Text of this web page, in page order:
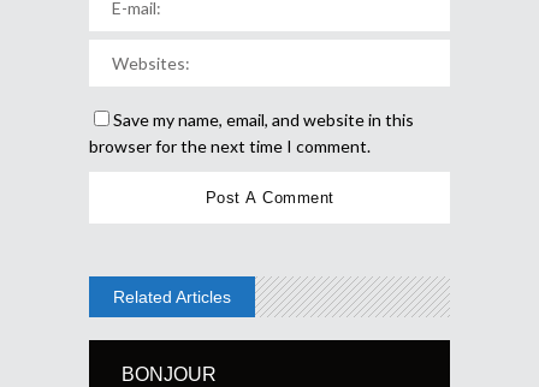
Save my name, email, and website in this
browser for the next time I comment.
Related Articles
BONJOUR